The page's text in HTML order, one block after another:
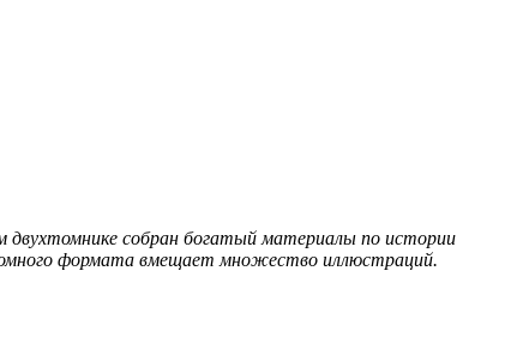
двухтомнике собран богатый материалы по истории
формата вмещает множество иллюстраций.